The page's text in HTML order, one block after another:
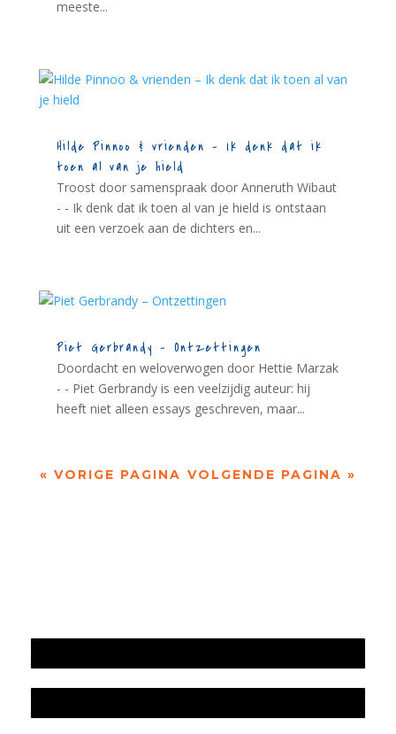
meeste...
Hilde Pinnoo & vrienden – Ik denk dat ik
toen al van je hield
Troost door samenspraak door Anneruth Wibaut
- - Ik denk dat ik toen al van je hield is ontstaan
uit een verzoek aan de dichters en...
Piet Gerbrandy – Ontzettingen
Doordacht en weloverwogen door Hettie Marzak
- - Piet Gerbrandy is een veelzijdig auteur: hij
heeft niet alleen essays geschreven, maar...
« VORIGE PAGINA VOLGENDE PAGINA »